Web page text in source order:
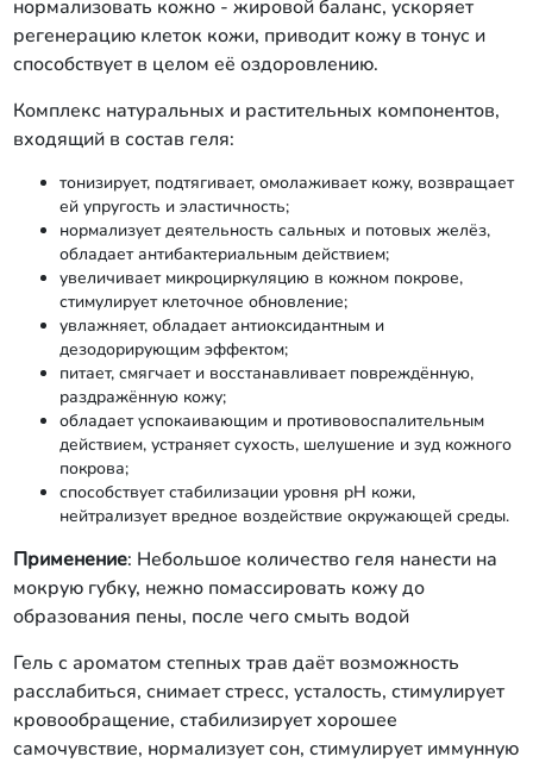
нормализовать кожно - жировой баланс, ускоряет
регенерацию клеток кожи, приводит кожу в тонус и
способствует в целом её оздоровлению.
Комплекс натуральных и растительных компонентов,
входящий в состав геля:
тонизирует, подтягивает, омолаживает кожу, возвращает
ей упругость и эластичность;
нормализует деятельность сальных и потовых желёз,
обладает антибактериальным действием;
увеличивает микроциркуляцию в кожном покрове,
стимулирует клеточное обновление;
увлажняет, обладает антиоксидантным и
дезодорирующим эффектом;
питает, смягчает и восстанавливает повреждённую,
раздражённую кожу;
обладает успокаивающим и противовоспалительным
действием, устраняет сухость, шелушение и зуд кожного
покрова;
способствует стабилизации уровня рН кожи,
нейтрализует вредное воздействие окружающей среды.
Применение: Небольшое количество геля нанести на
мокрую губку, нежно помассировать кожу до
образования пены, после чего смыть водой
Гель с ароматом степных трав даёт возможность
расслабиться, снимает стресс, усталость, стимулирует
кровообращение, стабилизирует хорошее
самочувствие, нормализует сон, стимулирует иммунную